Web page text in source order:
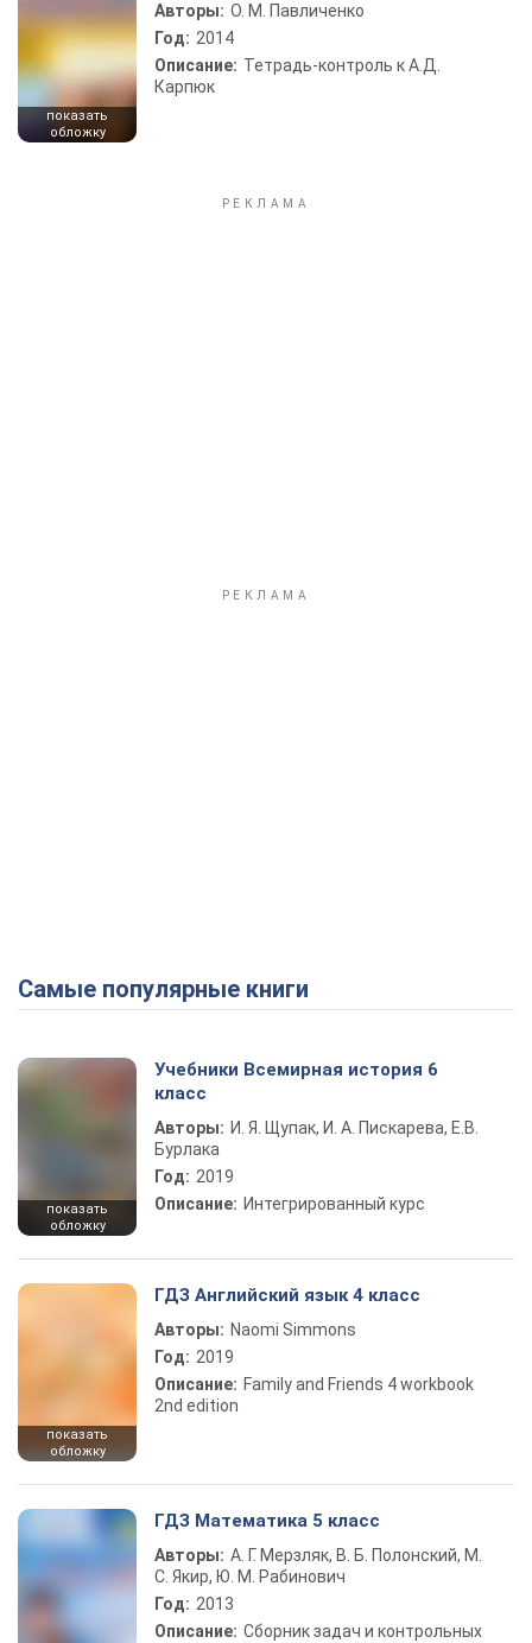
показать
обложку
Авторы: О. М. Павличенко
Год: 2014
Описание: Тетрадь-контроль к А.Д.
Карпюк
Самые популярные книги
показать
обложку
Учебники Всемирная история 6
класс
Авторы: И. Я. Щупак, И. А. Пискарева, Е.В.
Бурлака
Год: 2019
Описание: Интегрированный курс
показать
обложку
ГДЗ Английский язык 4 класс
Авторы: Naomi Simmons
Год: 2019
Описание: Family and Friends 4 workbook
2nd edition
ГДЗ Математика 5 класс
Авторы: А. Г. Мерзляк, В. Б. Полонский, М.
С. Якир, Ю. М. Рабинович
Год: 2013
Описание: Сборник задач и контрольных